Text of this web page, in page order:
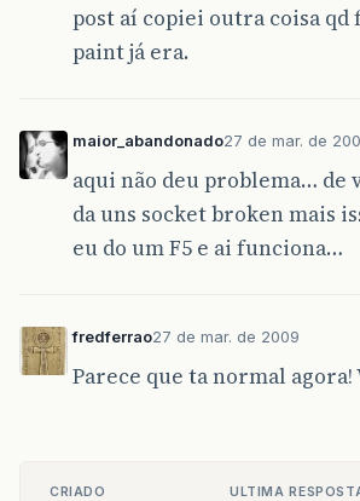
post aí copiei outra coisa qd
paint já era.
maior_abandonado27 de mar. de
aqui não deu problema… de
da uns socket broken mais
eu do um F5 e ai funciona…
fredferrao27 de mar. de 2009
Parece que ta normal agora!
CRIADO ULTIMA